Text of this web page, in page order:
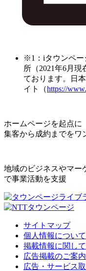
※1：iタウンペー
所（2021年6月
ております。日
イト（https://
ホームページを起点に
集客から成約までをワ
地域のビジネスやマー
で事業活動を支援
サイトマップ
個人情報について
掲載情報に関して
広告掲載のご案内
広告・サービス